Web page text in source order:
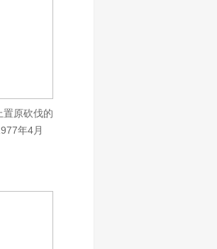
置原砍伐的
年4月